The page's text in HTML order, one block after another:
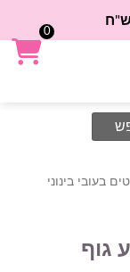
בעובי בינוני
0